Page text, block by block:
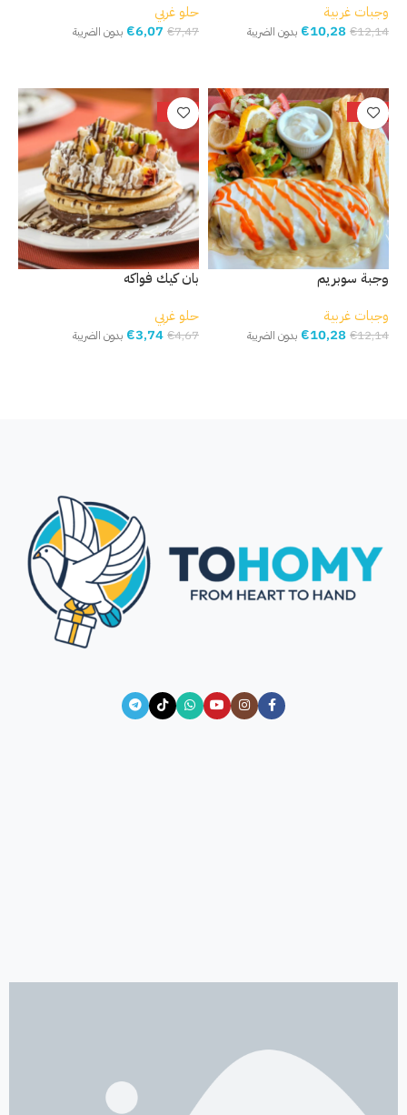
وجبات غربية
€12,14
€10,28 بدون الضريبة
حلو غربي
€7,47
€6,07 بدون الضريبة
-15%
وجبة سوبريم
وجبات غربية
€12,14
€10,28 بدون الضريبة
-20%
بان كيك فواكه
حلو غربي
€4,67
€3,74 بدون الضريبة